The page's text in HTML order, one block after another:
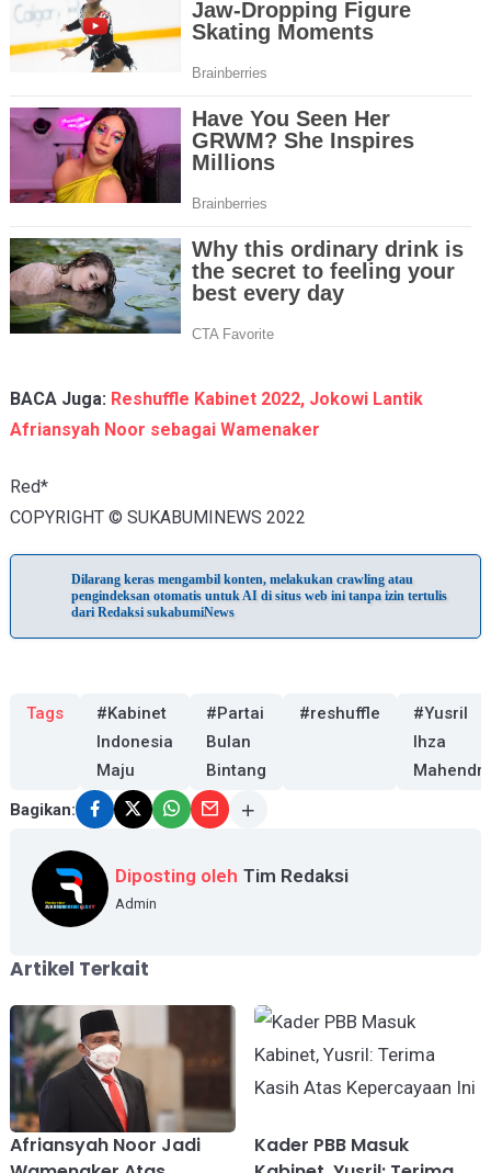
BACA Juga: Reshuffle Kabinet 2022, Jokowi Lantik
Afriansyah Noor sebagai Wamenaker
Red*
COPYRIGHT © SUKABUMINEWS 2022
Dilarang keras mengambil konten, melakukan crawling atau
pengindeksan otomatis untuk AI di situs web ini tanpa izin tertulis
dari Redaksi sukabumiNews
Tags
#Kabinet
Indonesia
Maju
#Partai
Bulan
Bintang
#reshuffle
#Yusril
Ihza
Bagikan:
Diposting oleh Tim Redaksi
Admin
Artikel Terkait
Afriansyah Noor Jadi
Kader PBB Masuk